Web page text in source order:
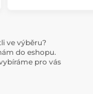
ve výběru?
do eshopu.
pro vás